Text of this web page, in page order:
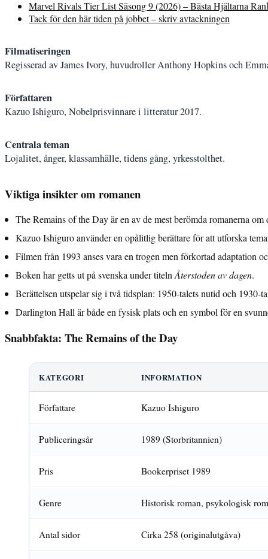
Marvel Rivals Tier List Säsong 9 (2026) – Bästa Hjältarna
Tack för den här tiden på jobbet – skriv avtackningen
Filmatiseringen
Regisserad av James Ivory, huvudroller Anthony Hopkins och
Författaren
Kazuo Ishiguro, Nobelprisvinnare i litteratur 2017.
Centrala teman
Lojalitet, ånger, klassamhälle, tidens gång, yrkesstolthet.
Viktiga insikter om romanen
The Remains of the Day är en av de mest berömda romanerna
Kazuo Ishiguro använder en opålitlig berättare för att utforska
Filmen från 1993 anses vara en trogen men förkortad adaptation
Boken har getts ut på svenska under titelnÅterstoden av dagen.
Berättelsen utspelar sig i två tidsplan: 1950-talets nutid och 1930-
Darlington Hall är både en fysisk plats och en symbol för en
Snabbfakta: The Remains of the Day
KATEGORI INFORMATION
Författare Kazuo Ishiguro
Publiceringsår 1989 (Storbritannien)
Pris Bookerpriset 1989
Genre Historisk roman, psykologisk
Antal sidor Cirka 258 (originalutgåva)